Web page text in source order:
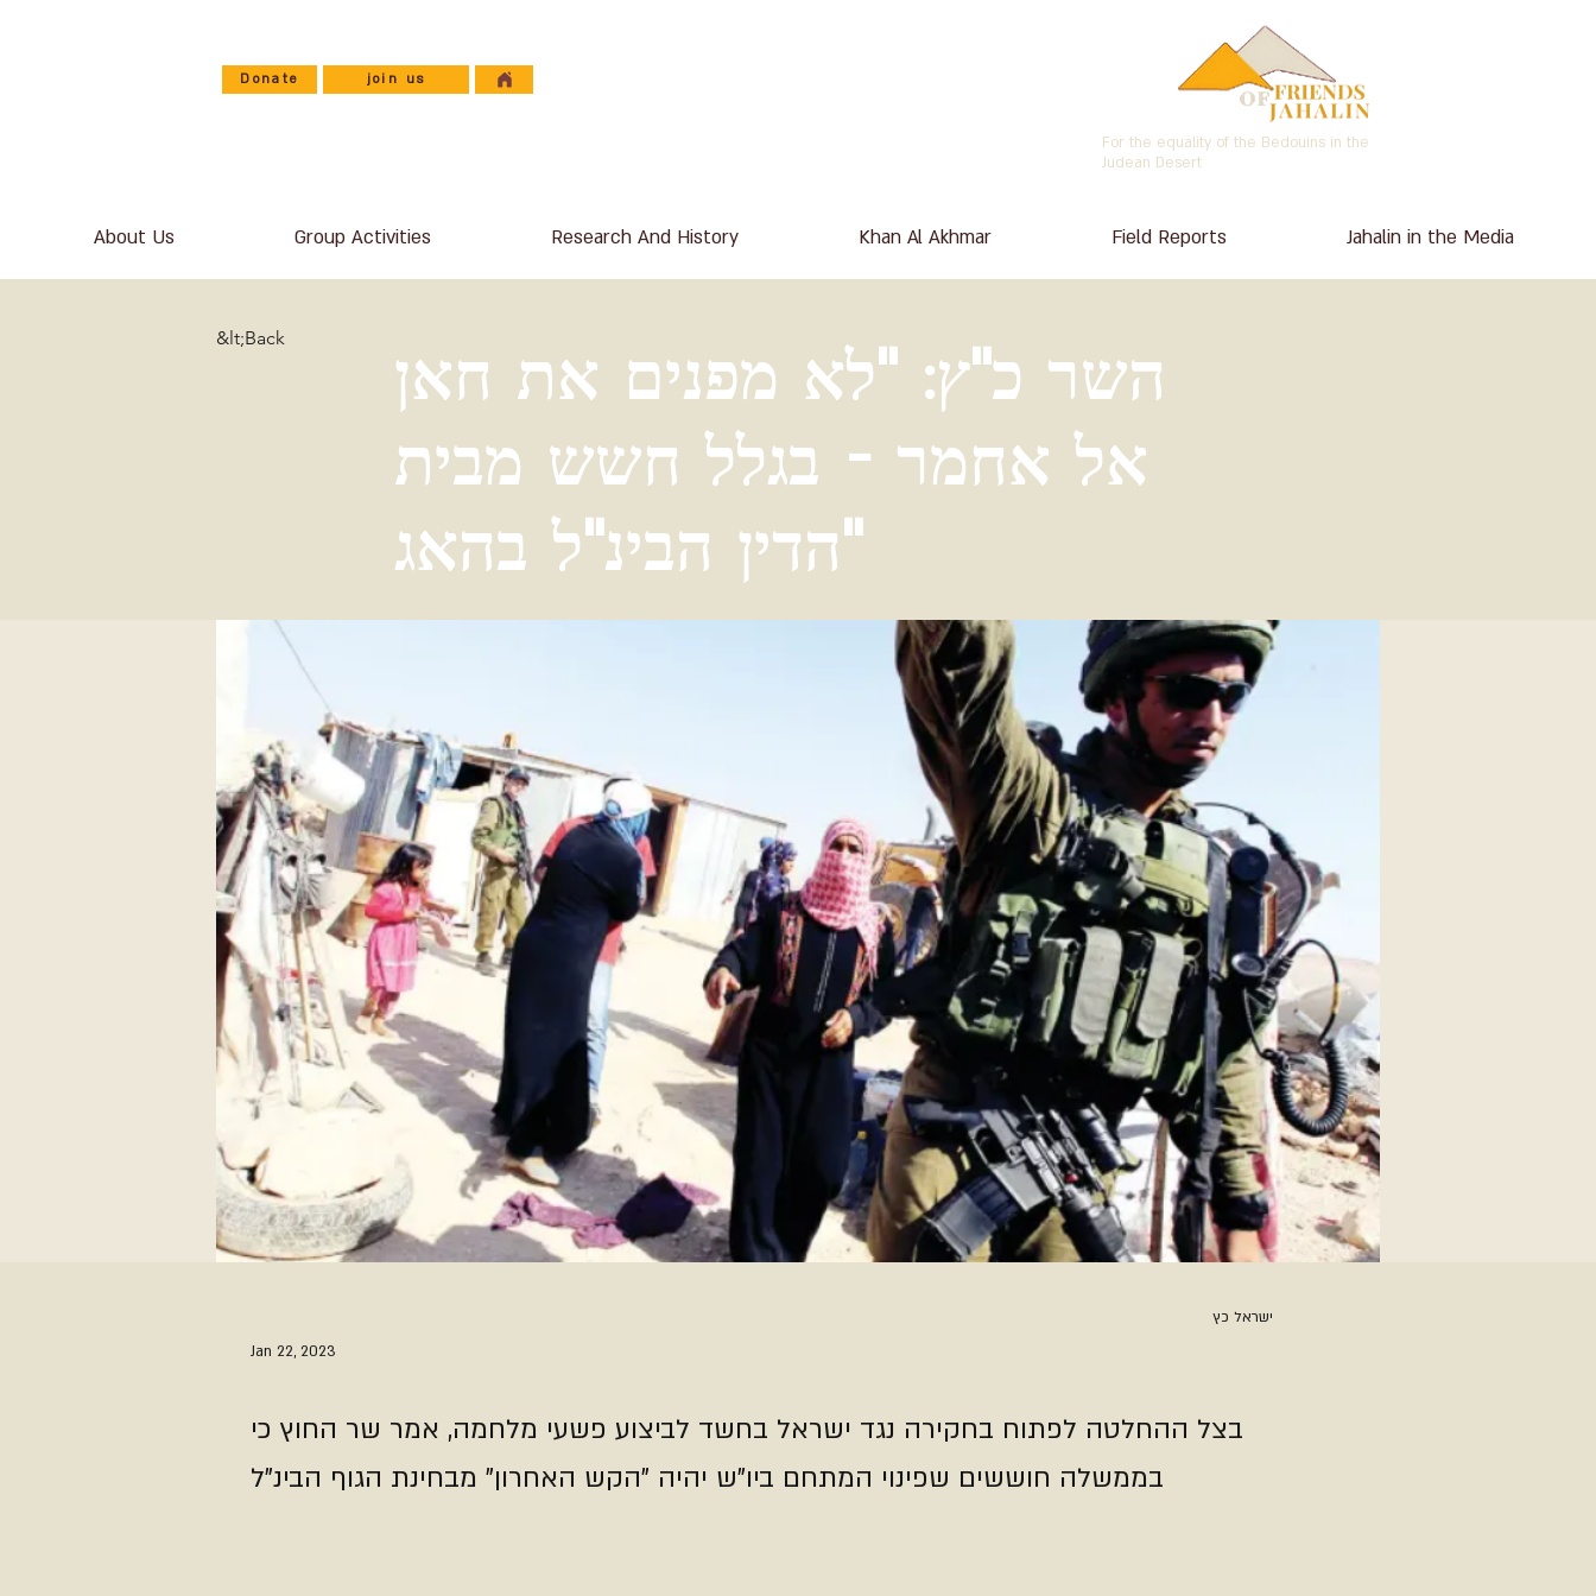
Donate join us
For the equality of the Bedouins in the
Judean Desert
Jahalin in the Media
Field Reports
Khan Al Akhmar
Research And History
Group Activities
About Us
&lt;Back
השר כ"ץ: "לא מפנים את חאן
אל אחמר - בגלל חשש מבית
הדין הבינ"ל בהאג"
ישראל כץ
Jan 22, 2023
בצל ההחלטה לפתוח בחקירה נגד ישראל בחשד לביצוע פשעי מלחמה, אמר שר החוץ כי
בממשלה חוששים שפינוי המתחם ביו"ש יהיה "הקש האחרון" מבחינת הגוף הבינ"ל